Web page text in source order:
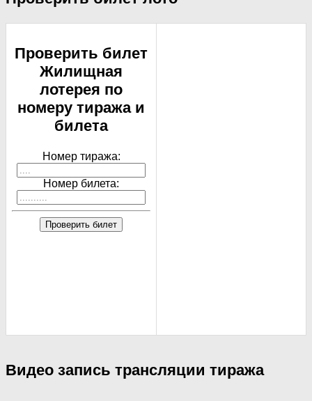
Проверить билет
Жилищная
лотерея по
номеру тиража и
билета
Номер тиража:
Номер билета:
Проверить билет
Видео запись трансляции тиража